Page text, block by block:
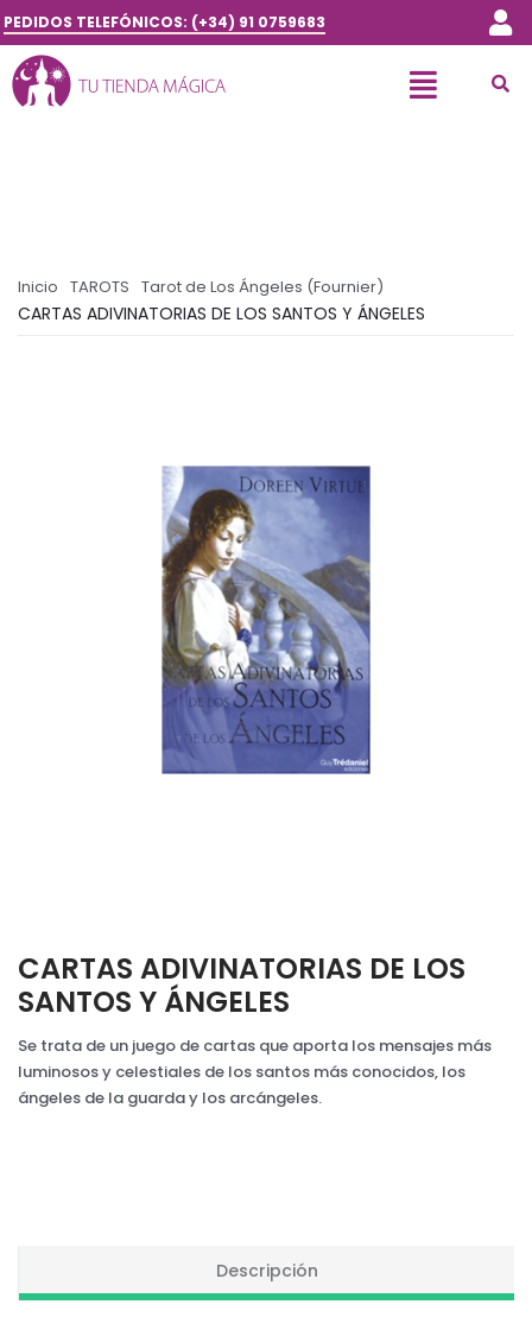
PEDIDOS TELEFÓNICOS: (+34) 91 0759683
Inicio TAROTS Tarot de Los Ángeles (Fournier)
CARTAS ADIVINATORIAS DE LOS SANTOS Y ÁNGELES
CARTAS ADIVINATORIAS DE LOS
SANTOS Y ÁNGELES
Se trata de un juego de cartas que aporta los mensajes más
luminosos y celestiales de los santos más conocidos, los
ángeles de la guarda y los arcángeles.
Descripción